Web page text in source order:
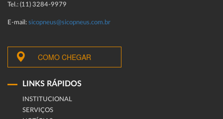
Tel.: (11) 3284-9979
E-mail: sicopneus@sicopneus.com.br
COMO CHEGAR
LINKS RÁPIDOS
INSTITUCIONAL
SERVIÇOS